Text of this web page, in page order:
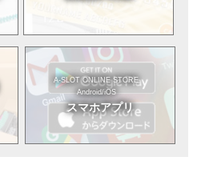
A-SLOT ONLINE STORE
Android/iOS
スマホアプリ